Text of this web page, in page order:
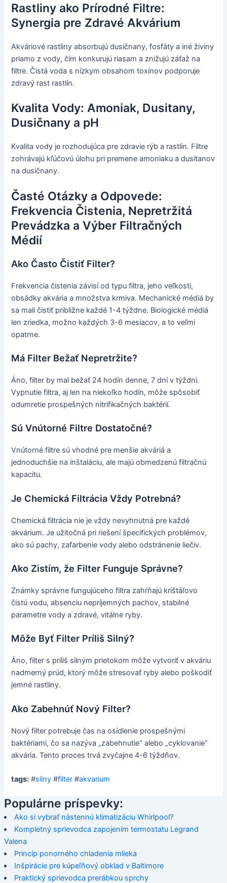
Rastliny ako Prírodné Filtre:
Synergia pre Zdravé Akvárium
Akváriové rastliny absorbujú dusičnany, fosfáty a iné živiny
priamo z vody, čím konkurujú riasam a znižujú záťaž na
filtre. Čistá voda s nízkym obsahom toxínov podporuje
zdravý rast rastlín.
Kvalita Vody: Amoniak, Dusitany,
Dusičnany a pH
Kvalita vody je rozhodujúca pre zdravie rýb a rastlín. Filtre
zohrávajú kľúčovú úlohu pri premene amoniaku a dusitanov
na dusičnany.
Časté Otázky a Odpovede:
Frekvencia Čistenia, Nepretržitá
Prevádzka a Výber Filtračných
Médií
Ako Často Čistiť Filter?
Frekvencia čistenia závisí od typu filtra, jeho veľkosti,
obsádky akvária a množstva krmiva. Mechanické médiá by
sa mali čistiť približne každé 1-4 týždne. Biologické médiá
len zriedka, možno každých 3-6 mesiacov, a to veľmi
opatrne.
Má Filter Bežať Nepretržite?
Áno, filter by mal bežať 24 hodín denne, 7 dní v týždni.
Vypnutie filtra, aj len na niekoľko hodín, môže spôsobiť
odumretie prospešných nitrifikačných baktérií.
Sú Vnútorné Filtre Dostatočné?
Vnútorné filtre sú vhodné pre menšie akváriá a
jednoduchšie na inštaláciu, ale majú obmedzenú filtračnú
kapacitu.
Je Chemická Filtrácia Vždy Potrebná?
Chemická filtrácia nie je vždy nevyhnutná pre každé
akvárium. Je užitočná pri riešení špecifických problémov,
ako sú pachy, zafarbenie vody alebo odstránenie liečiv.
Ako Zistím, že Filter Funguje Správne?
Známky správne fungujúceho filtra zahŕňajú krištáľovo
čistú vodu, absenciu nepríjemných pachov, stabilné
parametre vody a zdravé, vitálne ryby.
Môže Byť Filter Príliš Silný?
Áno, filter s príliš silným prietokom môže vytvoriť v akváriu
nadmerný prúd, ktorý môže stresovať ryby alebo poškodiť
jemné rastliny.
Ako Zabehnúť Nový Filter?
Nový filter potrebuje čas na osídlenie prospešnými
baktériami, čo sa nazýva „zabehnutie“ alebo „cyklovanie“
akvária. Tento proces trvá zvyčajne 4-6 týždňov.
tags: #silny #filter #akvarium
Populárne príspevky:
Ako si vybrať nástennú klimatizáciu Whirlpool?
Kompletný sprievodca zapojením termostatu Legrand
Valena
Princíp ponorného chladenia mlieka
Inšpirácie pre kúpeľňový obklad v Baltimore
Praktický sprievodca prerábkou sprchy